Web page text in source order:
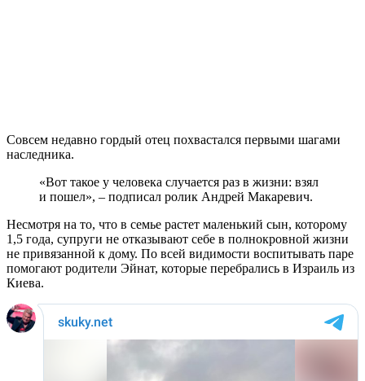
Совсем недавно гордый отец похвастался первыми шагами
наследника.
«Вот такое у человека случается раз в жизни: взял
и пошел», – подписал ролик Андрей Макаревич.
Несмотря на то, что в семье растет маленький сын, которому
1,5 года, супруги не отказывают себе в полнокровной жизни
не привязанной к дому. По всей видимости воспитывать паре
помогают родители Эйнат, которые перебрались в Израиль из
Киева.